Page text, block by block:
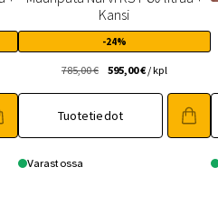
Kansi
-24%
785,00€ Alkuperäinen
785,00 €.
595,00€Nykyinen
595,00 €.
/ kpl
Tuotetiedot
Varastossa